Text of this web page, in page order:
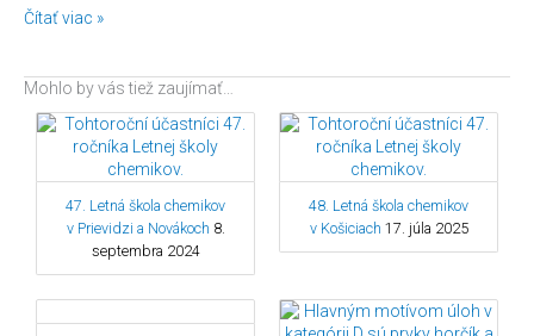
Čítať viac »
Mohlo by vás tiež zaujímať…
47. Letná škola chemikov
v Prievidzi a Novákoch 8.
septembra 2024
48. Letná škola chemikov
v Košiciach 17. júla 2025